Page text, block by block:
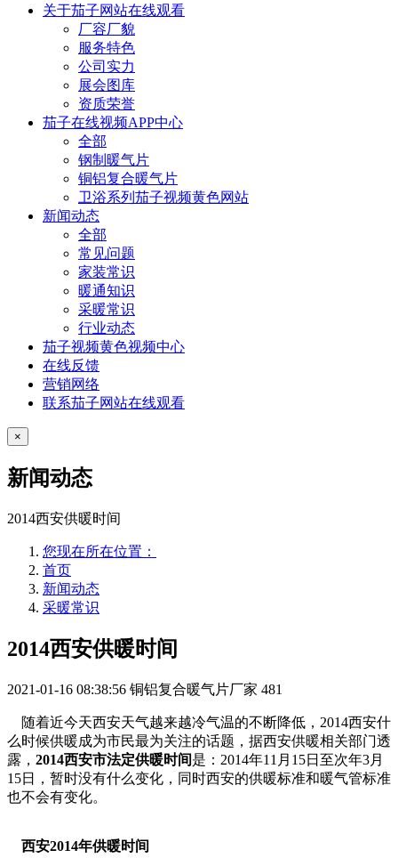
关于茄子网站在线观看
厂容厂貌
服务特色
公司实力
展会图库
资质荣誉
茄子在线视频APP中心
全部
钢制暖气片
铜铝复合暖气片
卫浴系列茄子视频黄色网站
新闻动态
全部
常见问题
家装常识
暖通知识
采暖常识
行业动态
茄子视频黄色视频中心
在线反馈
营销网络
联系茄子网站在线观看
×
新闻动态
2014西安供暖时间
您现在所在位置：
首页
新闻动态
采暖常识
2014西安供暖时间
2021-01-16 08:38:56 铜铝复合暖气片厂家 481
随着近今天西安天气越来越冷气温的不断降低，2014西安什
么时候供暖成为市民最为关注的话题，据西安供暖相关部门透
露， 2014西安市法定供暖时间是：2014年11月15日至次年3月
15日，暂时没有什么变化，同时西安的供暖标准和暖气管标准
也不会有变化。
西安2014年供暖时间